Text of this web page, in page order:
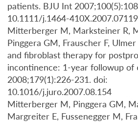
patients. BJU Int
10.1111/j.1464-
Mitterberger M, Marksteiner R,
Pinggera GM, Frauscher F,
and fibroblast therapy for
incontinence: 1-year followup of
2008;179(1):226-231. doi:
10.1016/j.juro.2007.08.154
Mitterberger M, Pinggera GM,
Margreiter E, Fussenegger M,